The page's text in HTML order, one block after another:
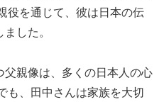
役を通じて、彼は日本の伝
した。
親像は、多くの日本人の心
も、田中さんは家族を大切